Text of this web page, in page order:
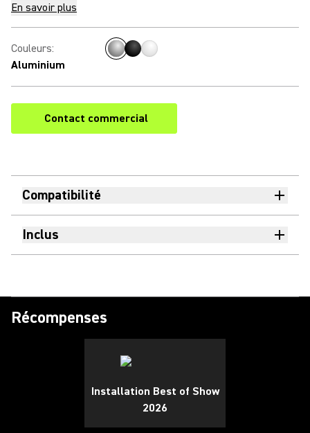
En savoir plus
Couleurs:
Aluminium
Contact commercial
Compatibilité
Inclus
Récompenses
Installation Best of Show
2026